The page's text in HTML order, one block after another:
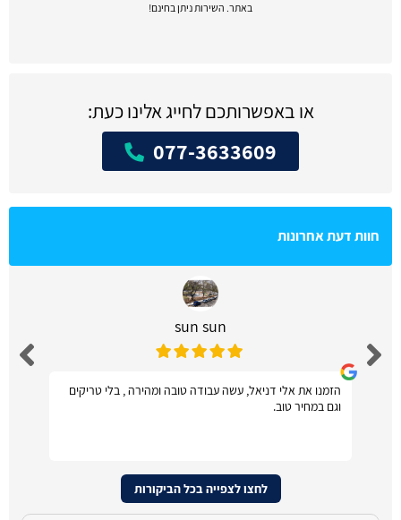
באתר. השירות ניתן בחינם!
או באפשרותכם לחייג אלינו כעת:
077-3633609
חוות דעת אחרונות
sun sun
הזמנו את אלי דניאל, עשה עבודה טובה ומהירה , בלי טריקים
וגם במחיר טוב.
לחצו לצפייה בכל הביקורות